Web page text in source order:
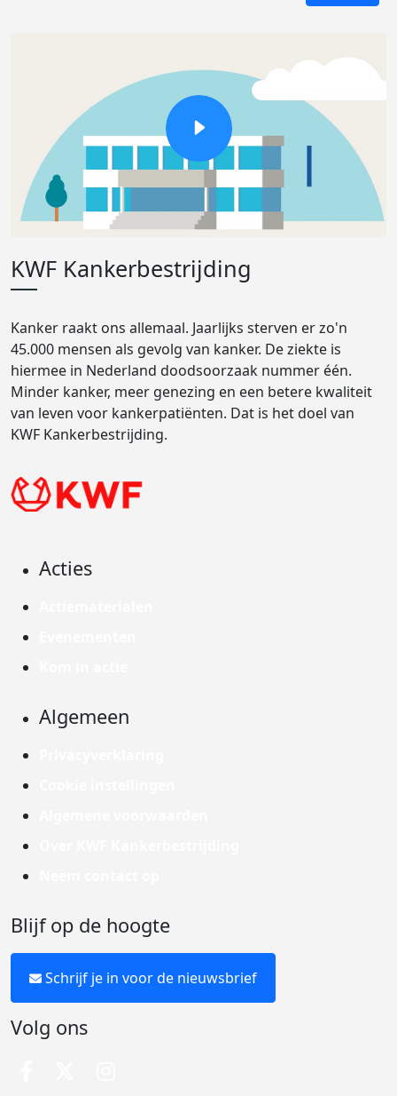
KWF Kankerbestrijding
Kanker raakt ons allemaal. Jaarlijks sterven er zo'n
45.000 mensen als gevolg van kanker. De ziekte is
hiermee in Nederland doodsoorzaak nummer één.
Minder kanker, meer genezing en een betere kwaliteit
van leven voor kankerpatiënten. Dat is het doel van
KWF Kankerbestrijding.
Acties
Algemeen
Blijf op de hoogte
Schrijf je in voor de nieuwsbrief
Volg ons